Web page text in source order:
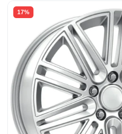
16.800,00₺.
17%